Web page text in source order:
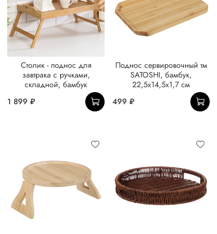
Столик - поднос для
завтрака с ручками,
складной, бамбук
1 899 ₽
Поднос сервировочный тм
SATOSHI, бамбук,
22,5x14,5x1,7 см
499 ₽